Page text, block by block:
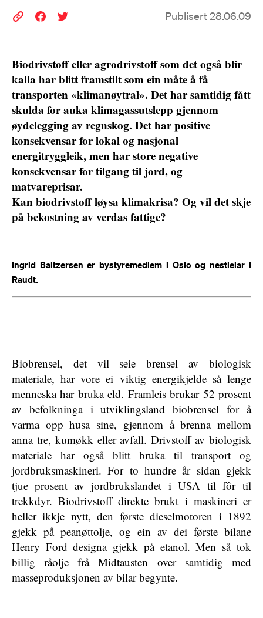
Publisert 28.06.09
Biodrivstoff eller agrodrivstoff som det også blir
kalla har blitt framstilt som ein måte å få
transporten «klimanøytral». Det har samtidig fått
skulda for auka klimagassutslepp gjennom
øydelegging av regnskog. Det har positive
konsekvensar for lokal og nasjonal
energitryggleik, men har store negative
konsekvensar for tilgang til jord, og
matvareprisar.
Kan biodrivstoff løysa klimakrisa? Og vil det skje
på bekostning av verdas fattige?
Ingrid Baltzersen er bystyremedlem i Oslo og nestleiar i
Raudt.
Biobrensel, det vil seie brensel av biologisk
materiale, har vore ei viktig energikjelde så lenge
menneska har bruka eld. Framleis brukar 52 prosent
av befolkninga i utviklingsland biobrensel for å
varma opp husa sine, gjennom å brenna mellom
anna tre, kumøkk eller avfall. Drivstoff av biologisk
materiale har også blitt bruka til transport og
jordbruksmaskineri. For to hundre år sidan gjekk
tjue prosent av jordbrukslandet i USA til fôr til
trekkdyr. Biodrivstoff direkte brukt i maskineri er
heller ikkje nytt, den første dieselmotoren i 1892
gjekk på peanøttolje, og ein av dei første bilane
Henry Ford designa gjekk på etanol. Men så tok
billig råolje frå Midtausten over samtidig med
masseproduksjonen av bilar begynte.